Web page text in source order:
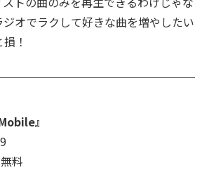
オでラクして好きな曲を増やしたい
！
』
料